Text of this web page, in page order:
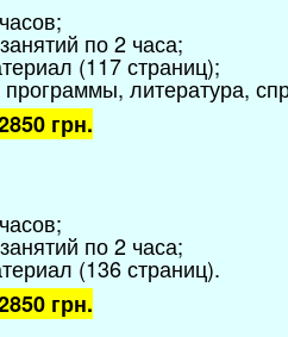
по 2 часа;
(117 страниц);
программы, литература,
грн.
по 2 часа;
(136 страниц).
грн.